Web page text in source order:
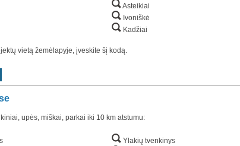
Asteikiai
Ivoniškė
Kadžiai
vietą žemėlapyje, įveskite šį kodą.
upės, miškai, parkai iki 10 km atstumu:
Ylakių tvenkinys